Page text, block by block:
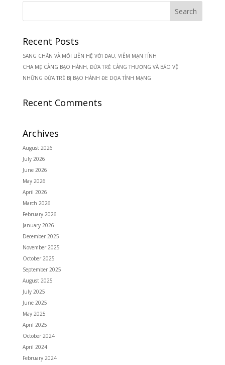
Recent Posts
SANG CHẤN VÀ MỐI LIÊN HỆ VỚI ĐAU, VIÊM MẠN TÍNH
CHA MẸ CÀNG BẠO HÀNH, ĐỨA TRẺ CÀNG THƯƠNG VÀ BẢO VỆ
NHỮNG ĐỨA TRẺ BỊ BẠO HÀNH ĐE DỌA TÍNH MẠNG
Recent Comments
Archives
August 2026
July 2026
June 2026
May 2026
April 2026
March 2026
February 2026
January 2026
December 2025
November 2025
October 2025
September 2025
August 2025
July 2025
June 2025
May 2025
April 2025
October 2024
April 2024
February 2024